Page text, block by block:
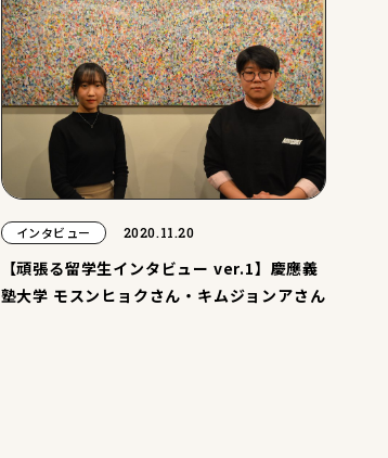
インタビュー 2020.11.20
【頑張る留学生インタビュー ver.1】慶應義
塾大学 モスンヒョクさん・キムジョンアさん